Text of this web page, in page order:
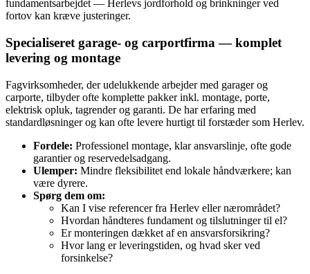
fundamentsarbejdet — Herlevs jordforhold og brinkninger ved
fortov kan kræve justeringer.
Specialiseret garage‑ og carportfirma — komplet
levering og montage
Fagvirksomheder, der udelukkende arbejder med garager og
carporte, tilbyder ofte komplette pakker inkl. montage, porte,
elektrisk opluk, tagrender og garanti. De har erfaring med
standardløsninger og kan ofte levere hurtigt til forstæder som Herlev.
Fordele: Professionel montage, klar ansvarslinje, ofte gode
garantier og reservedelsadgang.
Ulemper: Mindre fleksibilitet end lokale håndværkere; kan
være dyrere.
Spørg dem om:
Kan I vise referencer fra Herlev eller nærområdet?
Hvordan håndteres fundament og tilslutninger til el?
Er monteringen dækket af en ansvarsforsikring?
Hvor lang er leveringstiden, og hvad sker ved
forsinkelse?